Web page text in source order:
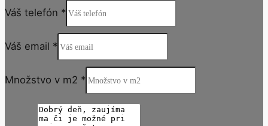
Váš telefón *
Váš email *
Množstvo v m2 *